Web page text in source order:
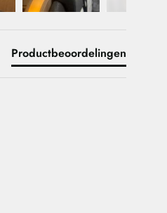
Productbeoordelingen